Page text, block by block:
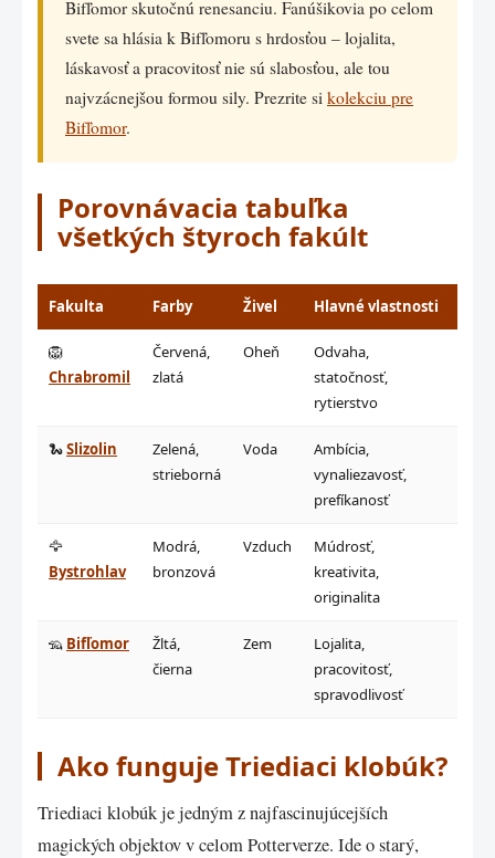
Bifľomor skutočnú renesanciu. Fanúšikovia po celom
svete sa hlásia k Bifľomoru s hrdosťou – lojalita,
láskavosť a pracovitosť nie sú slabosťou, ale tou
najvzácnejšou formou sily. Prezrite si kolekciu pre
Bifľomor.
Porovnávacia tabuľka
všetkých štyroch fakúlt
Fakulta Farby Živel Hlavné vlastnosti
🦁
Chrabromil
Červená,
zlatá
Oheň
Odvaha,
statočnosť,
rytierstvo
🐍Slizolin
Zelená,
strieborná
Voda
Ambícia,
vynaliezavosť,
prefíkanosť
🦅
Bystrohlav
Modrá,
bronzová
Vzduch
Múdrosť,
kreativita,
originalita
🦡 Bifľomor
Žltá,
čierna
Zem
Lojalita,
pracovitosť,
spravodlivosť
Ako funguje Triediaci klobúk?
Triediaci klobúk je jedným z najfascinujúcejších
magických objektov v celom Potterverze. Ide o starý,